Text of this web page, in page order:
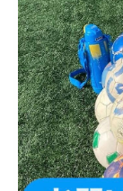
< 前のページ